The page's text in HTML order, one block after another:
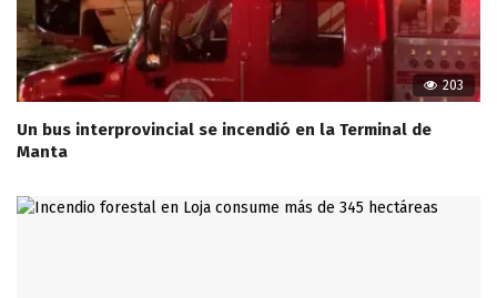
203
Un bus interprovincial se incendió en la Terminal de
Manta